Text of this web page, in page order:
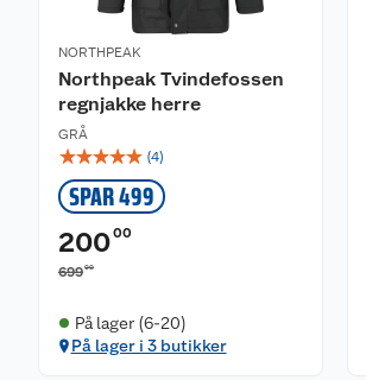
NORTHPEAK
Northpeak Tvindefossen
regnjakke herre
GRÅ
☆☆☆☆☆ (4)
SPAR 499
20000
69900
På lager (6-20)
På lager i 3 butikker